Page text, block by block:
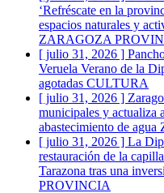
‘Refréscate en la
espacios naturales y
ZARAGOZA
[ julio 31, 2026 ]
Veruela Verano de la
agotadas CULTURA
[ julio 31, 2026 ]
municipales y actualiza
abastecimiento de agua
[ julio 31, 2026 ] La
restauración de la
Tarazona tras una
PROVINCIA